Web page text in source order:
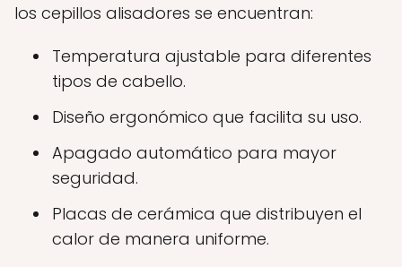
los cepillos alisadores se encuentran:
Temperatura ajustable para diferentes
tipos de cabello.
Diseño ergonómico que facilita su uso.
Apagado automático para mayor
seguridad.
Placas de cerámica que distribuyen el
calor de manera uniforme.